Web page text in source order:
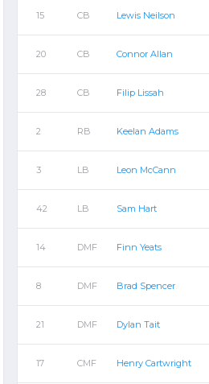
15 CB Lewis Neilson
20 CB Connor Allan
28 CB Filip Lissah
2 RB Keelan Adams
3 LB Leon McCann
42 LB Sam Hart
14 DMF Finn Yeats
8 DMF Brad Spencer
21 DMF Dylan Tait
17 CMF Henry Cartwright